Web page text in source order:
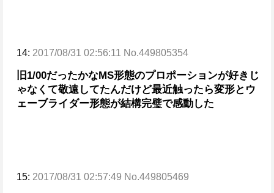
14: 2017/08/31 02:56:11 No.449805354
旧1/00だったかなMS形態のプロポーションが好きじ
ゃなくて敬遠してたんだけど最近触ったら変形とウ
ェーブライダー形態が結構完璧で感動した
15: 2017/08/31 02:57:49 No.449805469